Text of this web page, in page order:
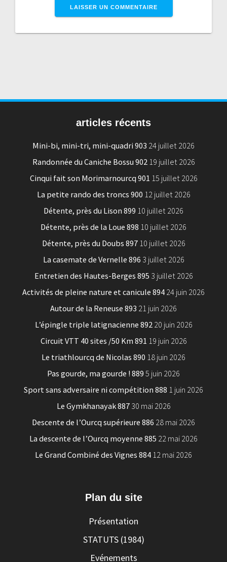
articles récents
Mini-bi, mini-tri, mini-quadri 903 24 juillet 2026
Randonnée du Caniche Bossu 902 19 juillet 2026
Cinqui fait son Morimarnourcq 901 15 juillet 2026
La petite rando des troncs 900 12 juillet 2026
Détente, près du Lison 899 10 juillet 2026
Détente, près de la Loue 898 10 juillet 2026
Détente, près du Doubs 897 10 juillet 2026
La casemate de Vernelle 896 3 juillet 2026
Entretien des Hautes-Berges 895 3 juillet 2026
Activités de pleine nature et canicule 894 24 juin 2026
Autour de la Reneuse 893 21 juin 2026
L’épingle triple latignacienne 892 20 juin 2026
Circuit VTT 40 sites /50 Km 891 19 juin 2026
Le triathlourcq de Nicolas 890 18 juin 2026
Pas gourde, ma gourde ! 889 5 juin 2026
Sport sans adversaire ni compétition 888 1 juin 2026
Le Gymkhanayak 887 30 mai 2026
Descente de l’Ourcq supérieure 886 28 mai 2026
La descente de l’Ourcq moyenne 885 22 mai 2026
Le Grand Combiné des Vignes 884 12 mai 2026
Plan du site
Présentation
STATUTS (1984)
Evénements